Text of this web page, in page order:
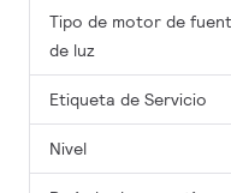
Tipo de motor de
de luz
Etiqueta de Servicio
Nivel